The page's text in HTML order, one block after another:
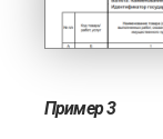
Пример 3